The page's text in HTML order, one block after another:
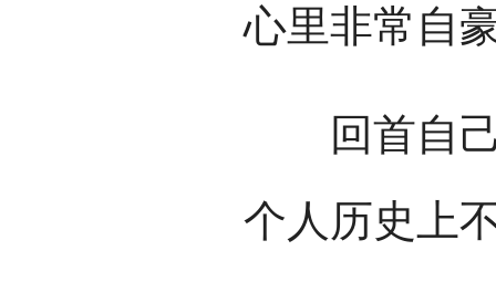
心里非常自
回首自己
个人历史上